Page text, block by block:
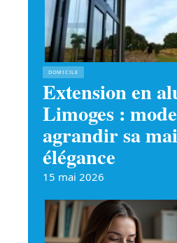
DOMICILE
Extension en
Limoges :
agrandir sa
élégance
15 mai 2026